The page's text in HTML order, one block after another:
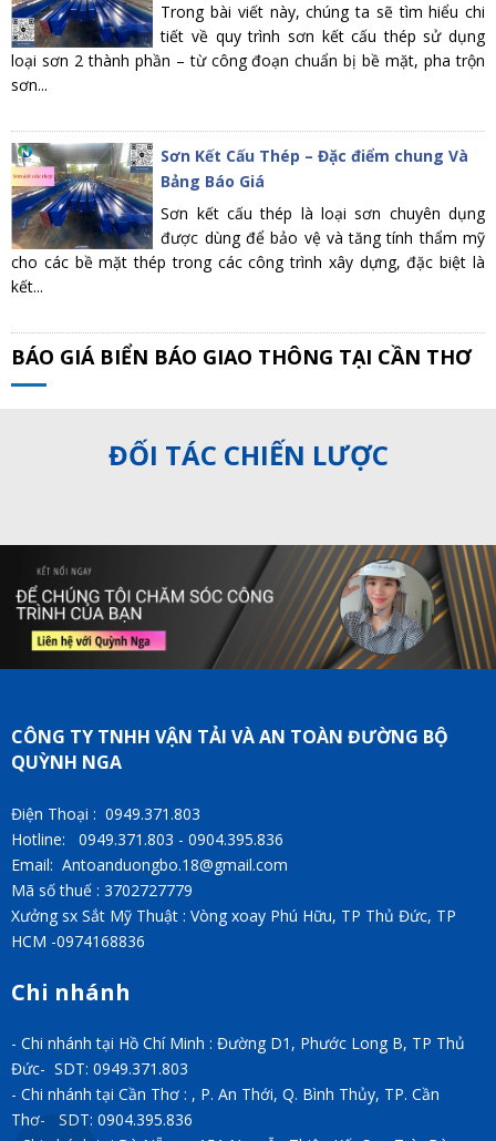
Trong bài viết này, chúng ta sẽ tìm hiểu chi
tiết về quy trình sơn kết cấu thép sử dụng
loại sơn 2 thành phần – từ công đoạn chuẩn bị bề mặt, pha trộn
sơn...
Sơn Kết Cấu Thép – Đặc điểm chung Và
Bảng Báo Giá
Sơn kết cấu thép là loại sơn chuyên dụng
được dùng để bảo vệ và tăng tính thẩm mỹ
cho các bề mặt thép trong các công trình xây dựng, đặc biệt là
kết...
BÁO GIÁ BIỂN BÁO GIAO THÔNG TẠI CẦN THƠ
ĐỐI TÁC CHIẾN LƯỢC
CÔNG TY TNHH VẬN TẢI VÀ AN TOÀN ĐƯỜNG BỘ
QUỲNH NGA
Điện Thoại : 0949.371.803
Hotline: 0949.371.803 - 0904.395.836
Email: Antoanduongbo.18@gmail.com
Mã số thuế : 3702727779
Xưởng sx Sắt Mỹ Thuật : Vòng xoay Phú Hữu, TP Thủ Đức, TP
HCM -0974168836
Chi nhánh
- Chi nhánh tại Hồ Chí Minh : Đường D1, Phước Long B, TP Thủ
Đức- SDT: 0949.371.803
- Chi nhánh tại Cần Thơ : , P. An Thới, Q. Bình Thủy, TP. Cần
Thơ- SDT: 0904.395.836